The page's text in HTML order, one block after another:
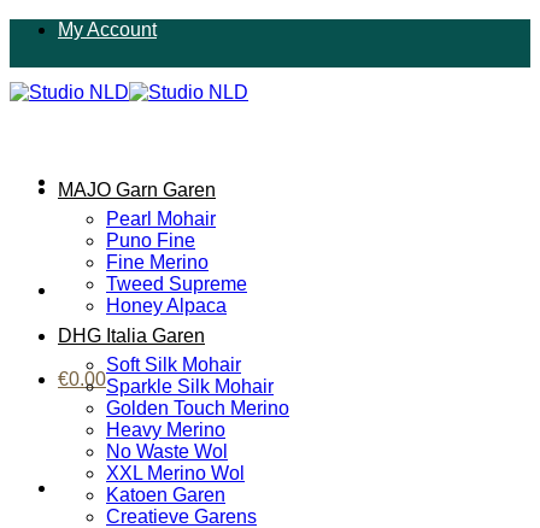
inhoud
My Account
€0.00
MAJO Garn Garen
Pearl Mohair
Puno Fine
Fine Merino
Tweed Supreme
Honey Alpaca
DHG Italia Garen
Soft Silk Mohair
Sparkle Silk Mohair
Golden Touch Merino
Heavy Merino
No Waste Wol
XXL Merino Wol
Katoen Garen
Creatieve Garens